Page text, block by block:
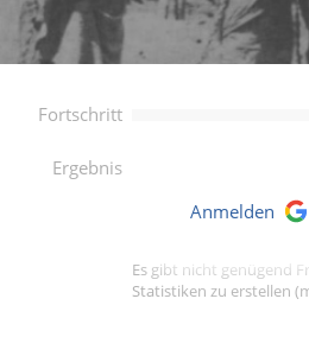
Fortschritt
Ergebnis --
Es gibt nicht genügend
Statistiken zu erstellen
Anmelden